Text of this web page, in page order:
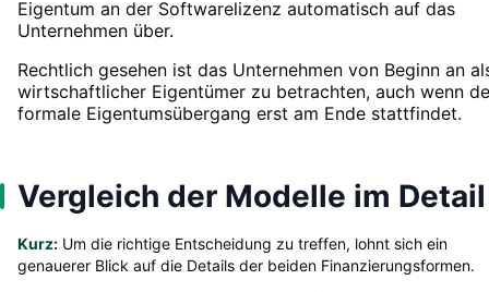
Eigentum an der Softwarelizenz automatisch auf das
Unternehmen über.
Rechtlich gesehen ist das Unternehmen von Beginn an
wirtschaftlicher Eigentümer zu betrachten, auch wenn
formale Eigentumsübergang erst am Ende stattfindet.
Vergleich der Modelle im Detail
Kurz: Um die richtige Entscheidung zu treffen, lohnt sich ein
genauerer Blick auf die Details der beiden Finanzierungsformen.